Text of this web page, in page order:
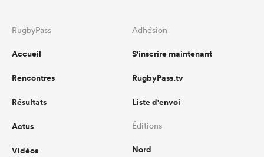
RugbyPass
Accueil
Rencontres
Résultats
Actus
Vidéos
Adhésion
S'inscrire maintenant
RugbyPass.tv
Liste d'envoi
Éditions
Nord